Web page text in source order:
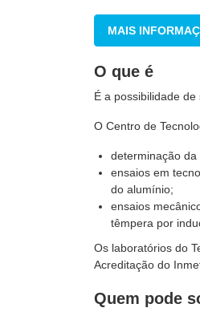
MAIS
O que é
É a possibilidade
O Centro de
determinação
ensaios em
do alumínio;
ensaios
têmpera por
Os laboratórios do
Acreditação do
Quem pode